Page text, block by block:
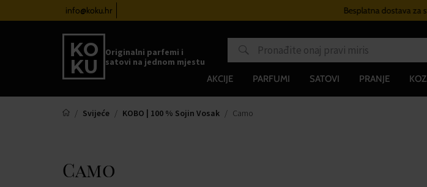
info@koku.hr Besplatna dostava za
Originalni parfemi i
satovi na jednom mjestu
AKCIJE PARFUMI SATOVI PRANJE
Svijeće KOBO | 100 % Sojin Vosak Camo
Camo